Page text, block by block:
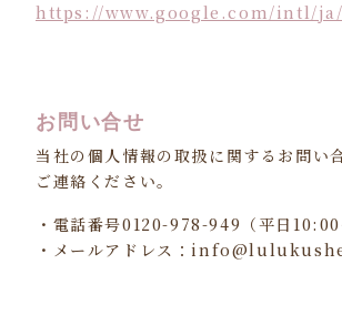
https://www.google.com/intl/
お問い合せ
当社の個人情報の取扱に関するお問い
ご連絡ください。
・電話番号0120-978-949（平日10:00
・メールアドレス：